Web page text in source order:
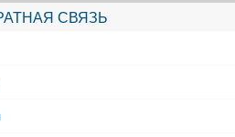
СВЯЗЬ